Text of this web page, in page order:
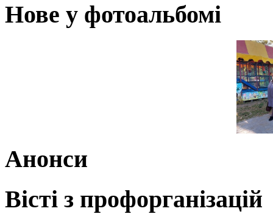
Нове у фотоальбомі
Анонси
Вісті з профорганізацій